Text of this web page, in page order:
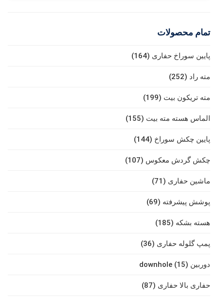
تمام محصولات
پایین سوراخ حفاری (164)
مته راد (252)
مته تریکون بیت (199)
الماس هسته مته بیت (155)
پایین چکش سوراخ (144)
چکش گردش معکوس (107)
ماشین حفاری (71)
پوشش پیشرفته (69)
هسته بشکه (185)
پمپ گلوله حفاری (36)
دوربین downhole (15)
حفاری بالا حفاری (87)